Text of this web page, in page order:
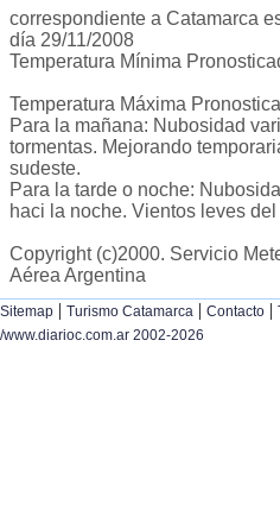
correspondiente a Catamarca
día 29/11/2008
Temperatura Mínima
Temperatura Máxima
Para la mañana: Nubosidad
tormentas. Mejorando
sudeste.
Para la tarde o noche:
haci la noche. Vientos leves del
Copyright (c)2000. Servicio
Aérea Argentina
Sitemap | Turismo Catamarca | Contacto |
/www.diarioc.com.ar 2002-2026